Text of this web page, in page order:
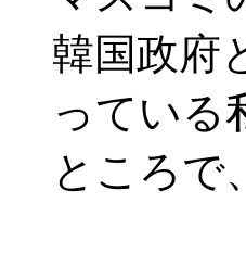
韓国政府
っている
ところで